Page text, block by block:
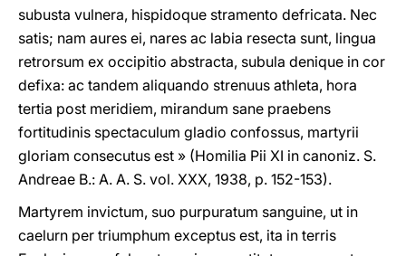
subusta vulnera, hispidoque stramento defricata. Nec
satis; nam aures ei, nares ac labia resecta sunt, lingua
retrorsum ex occipitio abstracta, subula denique in cor
defixa: ac tandem aliquando strenuus athleta, hora
tertia post meridiem, mirandum sane praebens
fortitudinis spectaculum gladio confossus, martyrii
gloriam consecutus est » (Homilia Pii XI in canoniz. S.
Andreae B.: A. A. S. vol. XXX, 1938, p. 152-153).
Martyrem invictum, suo purpuratum sanguine, ut in
caelurn per triumphum exceptus est, ita in terris